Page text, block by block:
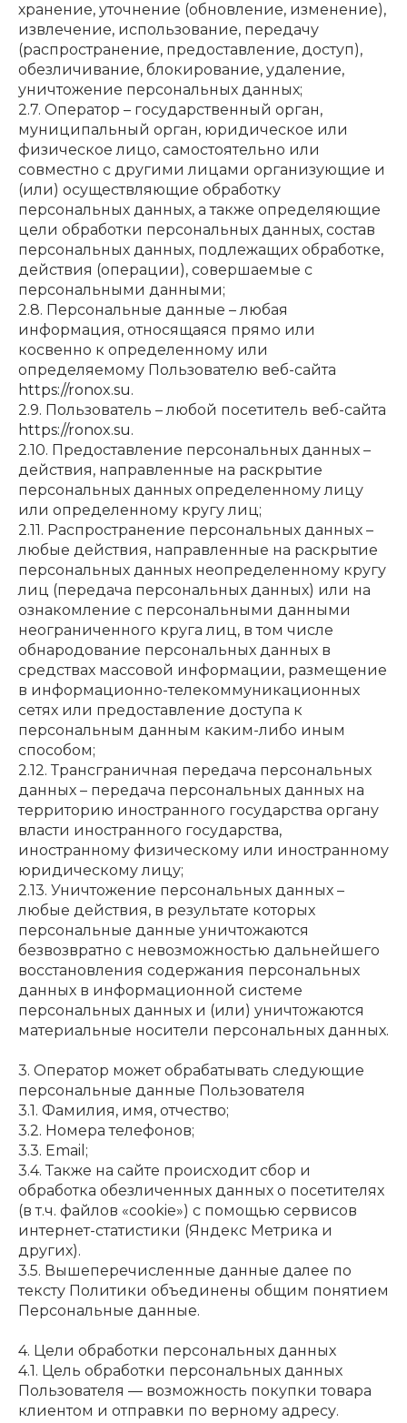
хранение, уточнение (обновление, изменение),
извлечение, использование, передачу
(распространение, предоставление, доступ),
обезличивание, блокирование, удаление,
уничтожение персональных данных;
2.7. Оператор – государственный орган,
муниципальный орган, юридическое или
физическое лицо, самостоятельно или
совместно с другими лицами организующие и
(или) осуществляющие обработку
персональных данных, а также определяющие
цели обработки персональных данных, состав
персональных данных, подлежащих обработке,
действия (операции), совершаемые с
персональными данными;
2.8. Персональные данные – любая
информация, относящаяся прямо или
косвенно к определенному или
определяемому Пользователю веб-сайта
https://ronox.su.
2.9. Пользователь – любой посетитель веб-сайта
https://ronox.su.
2.10. Предоставление персональных данных –
действия, направленные на раскрытие
персональных данных определенному лицу
или определенному кругу лиц;
2.11. Распространение персональных данных –
любые действия, направленные на раскрытие
персональных данных неопределенному кругу
лиц (передача персональных данных) или на
ознакомление с персональными данными
неограниченного круга лиц, в том числе
обнародование персональных данных в
средствах массовой информации, размещение
в информационно-телекоммуникационных
сетях или предоставление доступа к
персональным данным каким-либо иным
способом;
2.12. Трансграничная передача персональных
данных – передача персональных данных на
территорию иностранного государства органу
власти иностранного государства,
иностранному физическому или иностранному
юридическому лицу;
2.13. Уничтожение персональных данных –
любые действия, в результате которых
персональные данные уничтожаются
безвозвратно с невозможностью дальнейшего
восстановления содержания персональных
данных в информационной системе
персональных данных и (или) уничтожаются
материальные носители персональных данных.
3. Оператор может обрабатывать следующие
персональные данные Пользователя
3.1. Фамилия, имя, отчество;
3.2. Номера телефонов;
3.3. Email;
3.4. Также на сайте происходит сбор и
обработка обезличенных данных о посетителях
(в т.ч. файлов «cookie») с помощью сервисов
интернет-статистики (Яндекс Метрика и
других).
3.5. Вышеперечисленные данные далее по
тексту Политики объединены общим понятием
Персональные данные.
4. Цели обработки персональных данных
4.1. Цель обработки персональных данных
Пользователя — возможность покупки товара
клиентом и отправки по верному адресу.